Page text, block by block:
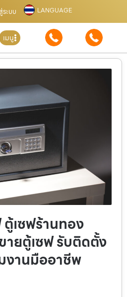
ระบบ LANGUAGE
เมนู
เซฟร้านทอง
ายตู้เซฟ รับติดตั้ง
งานมืออาชีพ